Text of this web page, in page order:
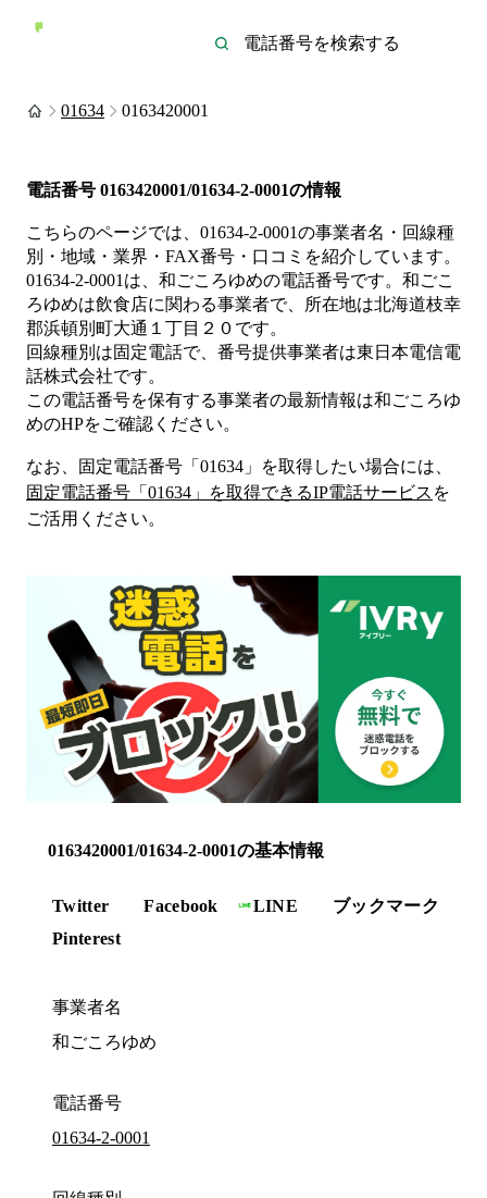
01634 0163420001
電話番号 0163420001/01634-2-0001の情報
こちらのページでは、 01634-2-0001の事業者名・回線種
別・地域・業界・FAX番号・口コミを紹介しています。
01634-2-0001 は、 和ごころゆめの電話番号です。 和ごこ
ろゆめは飲食店に関わる事業者で、所在地は北海道枝幸
郡浜頓別町大通１丁目２０ です。
回線種別は固定電話で、番号提供事業者は東日本電信電
話株式会社です。
この電話番号を保有する事業者の最新情報は和ごころゆ
めのHPをご確認ください。
なお、固定電話番号「 01634 」を取得したい場合には、
固定電話番号「 01634 」を取得できるIP電話サービス を
ご活用ください。
0163420001/01634-2-0001の基本情報
Twitter Facebook LINE
ブックマーク
Pinterest
事業者名
和ごころゆめ
電話番号
01634-2-0001